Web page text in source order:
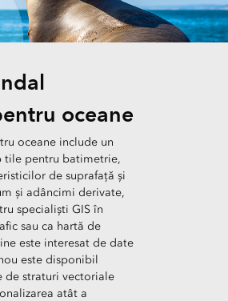
oceane
oceane include un
tile pentru batimetrie,
de suprafață și
și adâncimi derivate,
specialiști GIS în
sau ca hartă de
este interesat de date
este disponibil
de straturi vectoriale
atât a